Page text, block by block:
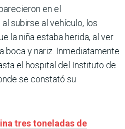
en el
subirse al vehículo, los
la niña estaba herida, al ver
boca y nariz. Inmediatamente
el hospital del Instituto de
se constató su
tres toneladas de